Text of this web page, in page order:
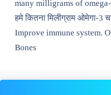
many milligrams of
हमे कितना मिलीग्राम ओमेगा-3
Improve immune system,
Bones